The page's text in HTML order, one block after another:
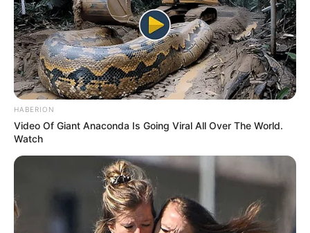
HABERION
Video Of Giant Anaconda Is Going Viral All Over The World.
Watch